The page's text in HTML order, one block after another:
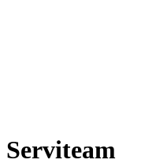
Serviteam